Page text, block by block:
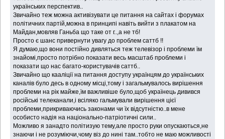
українських перспектив..
Звичайно теж можна активізувати це питання на сайтах і форумах
політичних партій,можна в принципі навіть вийти з плакатом на
Майдан,мовляв Ганьба що таке от г..,а не тб!
Просто є шанс привернути увагу до проблем саттб !!
Я думаю,що вони постійно дивляться теж телевізор і проблеми їм
знайомі,просто потрібно показати весь масштаб проблеми і
показати що нас багато-користувачів саттб..
Звичайно що кааліції на питання доступу українцям до українських
каналів було десь в одному місці,тому і загальмувалось вирішення
проблеми на рік майже,їм важливіше було,щоб українець дивився
російські телеканали,і всіляко гальмували вирішення цієї
проблеми,прикриваючись законами чи їх відсутністю..в мене
особисто надія на національно-патріотичні сили..
Можливо я занадто політизую тему,але просто руки опускаються,не
знаючи і не розуміючи,чому віз до нині там..тобто не маю можливості